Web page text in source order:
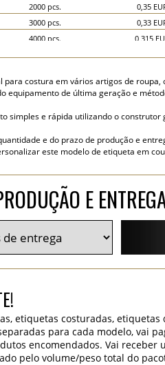
2000 pcs.
0,35
3000 pcs.
0,33
4000 pcs.
0,315
costura em vários artigos de
equipamento de última geração e
simples e rápida utilizando o
e do prazo de produção e
este modelo de etiqueta em
E
etiquetas costuradas, etiquetas
para cada modelo, vai
encomendados. Vai receber
pelo volume/peso total do